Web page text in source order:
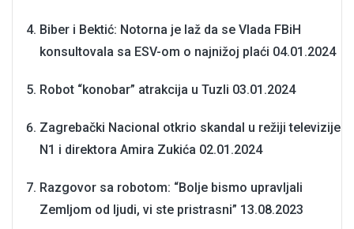
Biber i Bektić: Notorna je laž da se Vlada FBiH
konsultovala sa ESV-om o najnižoj plaći 04.01.2024
Robot “konobar” atrakcija u Tuzli 03.01.2024
Zagrebački Nacional otkrio skandal u režiji televizije
N1 i direktora Amira Zukića 02.01.2024
Razgovor sa robotom: “Bolje bismo upravljali
Zemljom od ljudi, vi ste pristrasni” 13.08.2023